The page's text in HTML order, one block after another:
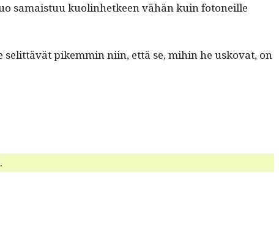
samais­tuu kuolin­het­keen vähän kuin fotoneille
pikem­min niin, että se, mihin he usko­vat, on